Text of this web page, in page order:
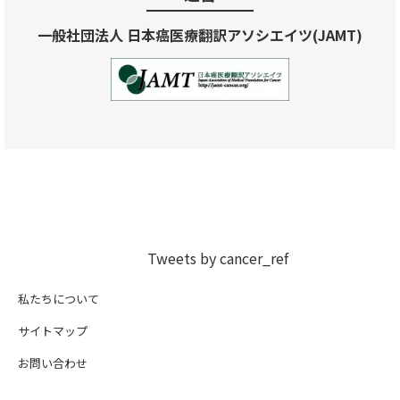
一般社団法人 日本癌医療翻訳アソシエイツ(JAMT)
Tweets by cancer_ref
私たちについて
サイトマップ
お問い合わせ